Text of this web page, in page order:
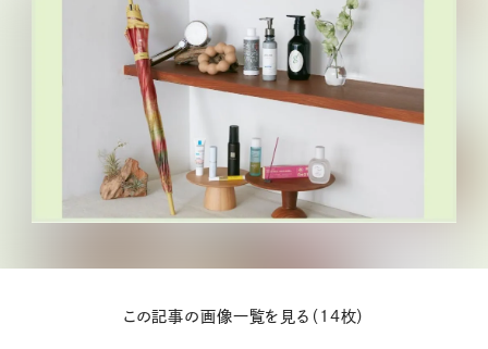
この記事の画像一覧を見る（14枚）